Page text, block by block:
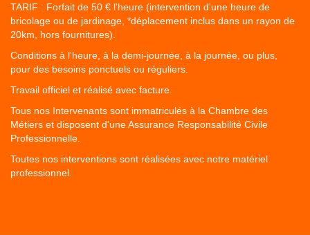
TARIF : Forfait de 50 € l'heure (intervention d'une heure de
bricolage ou de jardinage, *déplacement inclus dans un rayon de
20km, hors fournitures).
Conditions à l'heure, à la demi-journée, à la journée, ou plus,
pour des besoins ponctuels ou réguliers.
Travail officiel et réalisé avec facture.
Tous nos Intervenants sont immatriculés à la Chambre des
Métiers et disposent d'une Assurance Responsabilité Civile
Professionnelle.
Toutes nos interventions sont réalisées avec notre matériel
professionnel.